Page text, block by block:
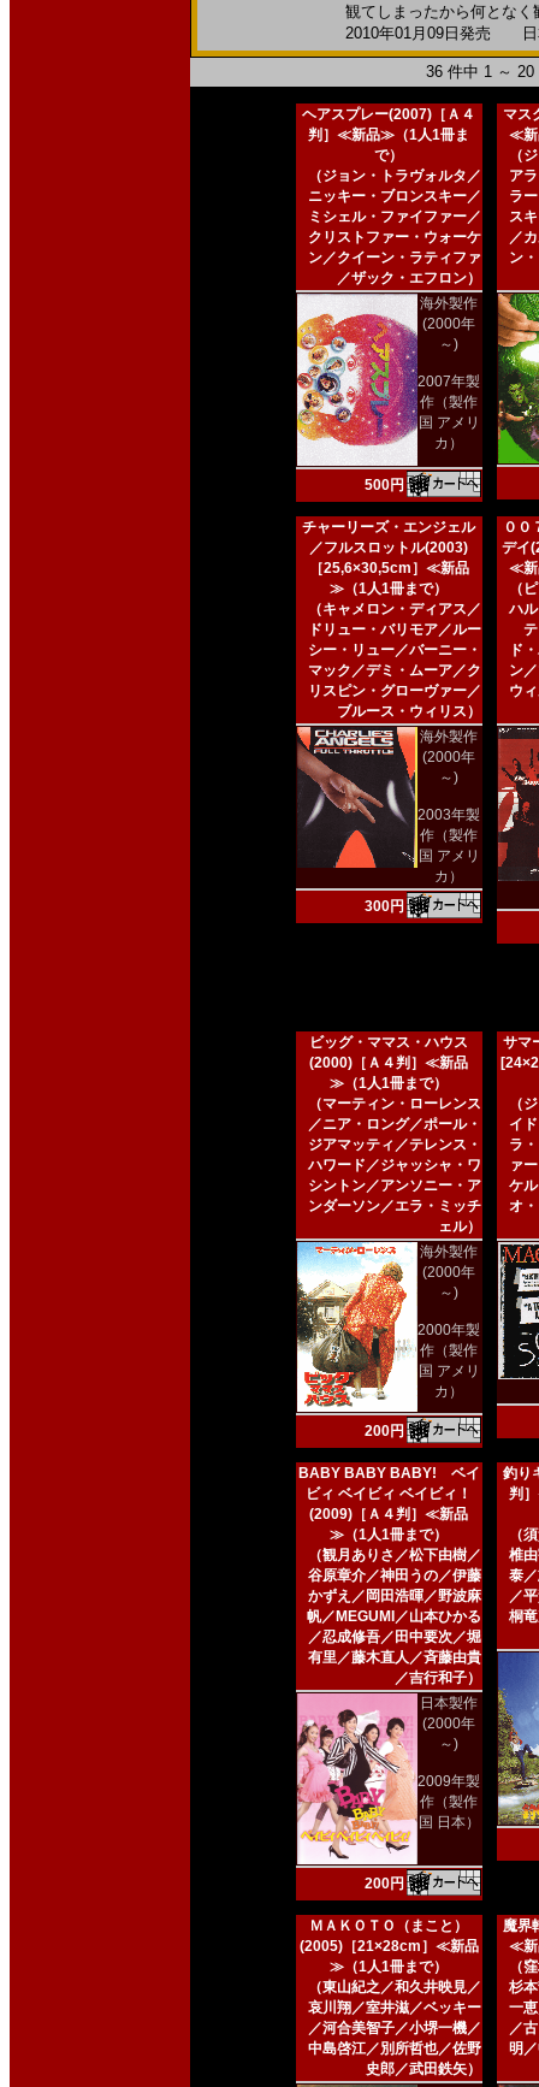
観てしまったから何とな
2010年01月09日発売 日
36 件中 1 ～
ヘアスプレー(2007)［Ａ４
判］≪新品≫（1人1冊ま
で）
（ジョン・トラヴォルタ／
ニッキー・ブロンスキー／
ミシェル・ファイファー／
クリストファー・ウォーケ
ン／クイーン・ラティファ
／ザック・エフロン）
海外製作
(2000年
～)
2007年製
作（製作
国 アメリ
カ）
500円
マス
≪新
（
ア
ラ
ス
／
ン
チャーリーズ・エンジェル
／フルスロットル(2003)
［25,6×30,5cm］≪新品
≫（1人1冊まで）
（キャメロン・ディアス／
ドリュー・バリモア／ルー
シー・リュー／バーニー・
マック／デミ・ムーア／ク
リスピン・グローヴァー／
ブルース・ウィリス）
海外製作
(2000年
～)
2003年製
作（製作
国 アメリ
カ）
300円
００
デイ
≪新
（
ハ
ド
ン
ウ
ビッグ・ママス・ハウス
(2000)［Ａ４判］≪新品
≫（1人1冊まで）
（マーティン・ローレンス
／ニア・ロング／ポール・
ジアマッティ／テレンス・
ハワード／ジャッシャ・ワ
シントン／アンソニー・ア
ンダーソン／エラ・ミッチ
ェル）
海外製作
(2000年
～)
2000年製
作（製作
国 アメリ
カ）
200円
サマ
（
イ
ラ
ァ
ケ
オ
BABY BABY BABY! ベイ
ビィ ベイビィ ベイビィ！
(2009)［Ａ４判］≪新品
≫（1人1冊まで）
（観月ありさ／松下由樹／
谷原章介／神田うの／伊藤
かずえ／岡田浩暉／野波麻
帆／MEGUMI／山本ひかる
／忍成修吾／田中要次／堀
有里／藤木直人／斉藤由貴
／吉行和子）
日本製作
(2000年
～)
2009年製
作（製作
国 日本）
200円
釣り
判
（
椎
泰
／
桐
ＭＡＫＯＴＯ（まこと）
(2005)［21×28cm］≪新品
≫（1人1冊まで）
（東山紀之／和久井映見／
哀川翔／室井滋／ベッキー
／河合美智子／小堺一機／
中島啓江／別所哲也／佐野
史郎／武田鉄矢）
魔界
≪新
（
杉
一
／
明